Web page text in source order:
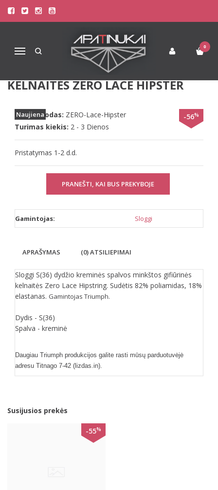
Navigacija
0
Pagrindinis Apatinis Trikotažas Moterims
Sloggi S(36) dydžio kreminės spalvos minkštos gifiūrinės kelnaitės
SLOGGI S(36) DYDŽIO KREMINĖS
SPALVOS MINKŠTOS GIFIŪRINĖS
KELNAITĖS ZERO LACE HIPSTER
Naujiena -56%
Prekės kodas: ZERO-Lace-Hipster
Turimas kiekis: 2 - 3 Dienos
Pristatymas 1-2 d.d.
PRANEŠTI, KAI BUS PREKYBOJE
Gamintojas: Sloggi
APRAŠYMAS (0) ATSILIEPIMAI
Sloggi S(36) dydžio kreminės spalvos minkštos gifiūrinės
kelnaitės Zero Lace Hipstring. Sudėtis 82% poliamidas, 18%
elastanas. Gamintojas Triumph.
Dydis - S(36)
Spalva - kreminė
Daugiau Triumph produkcijos galite rasti mūsų parduotuvėjė
adresu Titnago 7-42 (lizdas.in).
Susijusios prekės
-55%